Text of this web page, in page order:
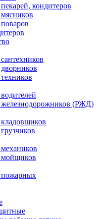
кондитеров
(РЖД)
мойщиков
пожарных